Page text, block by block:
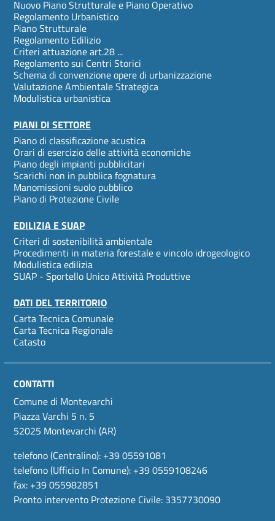
menu
Nuovo Piano Strutturale e Piano Operativo
Regolamento Urbanistico
Piano Strutturale
Regolamento Edilizio
Criteri attuazione art.28 ...
Regolamento sui Centri Storici
Schema di convenzione opere di urbanizzazione
Valutazione Ambientale Strategica
Modulistica urbanistica
PIANI DI SETTORE
Piano di classificazione acustica
Orari di esercizio delle attività economiche
Piano degli impianti pubblicitari
Scarichi non in pubblica fognatura
Manomissioni suolo pubblico
Piano di Protezione Civile
EDILIZIA E SUAP
Criteri di sostenibilità ambientale
Procedimenti in materia forestale e vincolo idrogeologico
Modulistica edilizia
SUAP - Sportello Unico Attività Produttive
DATI DEL TERRITORIO
Carta Tecnica Comunale
Carta Tecnica Regionale
Catasto
CONTATTI
Comune di Montevarchi
Piazza Varchi 5 n. 5
52025 Montevarchi (AR)
telefono (Centralino): +39 05591081
telefono (Ufficio In Comune): +39 0559108246
fax: +39 055982851
Pronto intervento Protezione Civile: 3357730090